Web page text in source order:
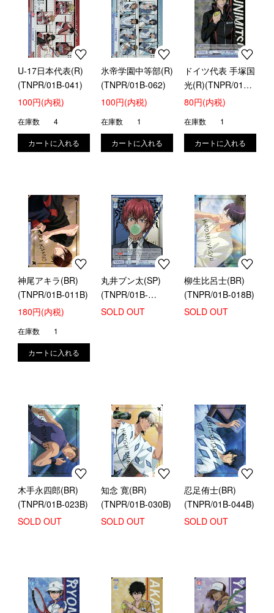
U-17日本代表(R)
(TNPR/01B-041)
100円(内税)
在庫数 4
氷帝学園中等部(R)
(TNPR/01B-062)
100円(内税)
在庫数 1
ドイツ代表 手塚国
光(R)(TNPR/01B-
025)
80円(内税)
在庫数 1
神尾アキラ(BR)
(TNPR/01B-011B)
180円(内税)
在庫数 1
丸井ブン太(SP)
(TNPR/01B-
004SP)
SOLD OUT
柳生比呂士(BR)
(TNPR/01B-018B)
SOLD OUT
木手永四郎(BR)
(TNPR/01B-023B)
SOLD OUT
知念 寛(BR)
(TNPR/01B-030B)
SOLD OUT
忍足侑士(BR)
(TNPR/01B-044B)
SOLD OUT